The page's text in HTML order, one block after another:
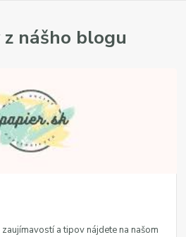
nášho blogu
a tipov nájdete na našom